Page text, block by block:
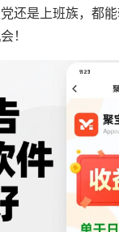
还是上班族，都
！